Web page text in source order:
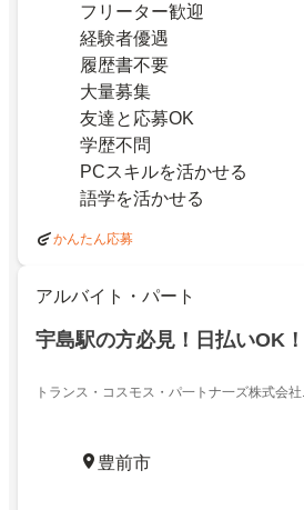
フリーター歓迎
経験者優遇
履歴書不要
大量募集
友達と応募OK
学歴不問
PCスキルを活かせる
語学を活かせる
かんたん応募
アルバイト・パート
宇島駅の方必見！日払いOK
トランス・コスモス・パ一トナ一ズ株式会社.
豊前市